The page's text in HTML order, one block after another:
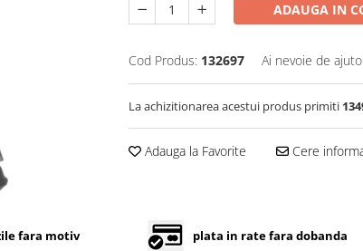
ADAUGA IN
Cod Produs: 132697 Ai nevoie de
La achizitionarea acestui produs primiti
Adauga la Favorite Cere
fara motiv plata in rate fara dobanda